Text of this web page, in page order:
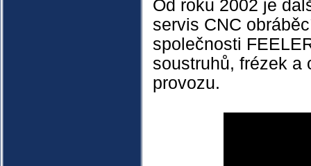
Od roku 2002 je
servis CNC
společnosti
soustruhů, frézek a
provozu.